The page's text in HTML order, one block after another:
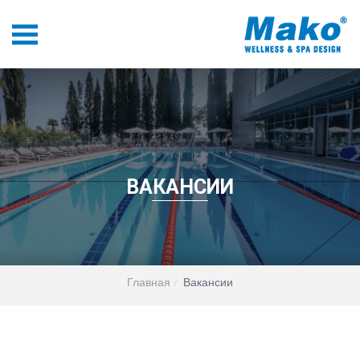
ВАКАНСИИ
Главная Вакансии